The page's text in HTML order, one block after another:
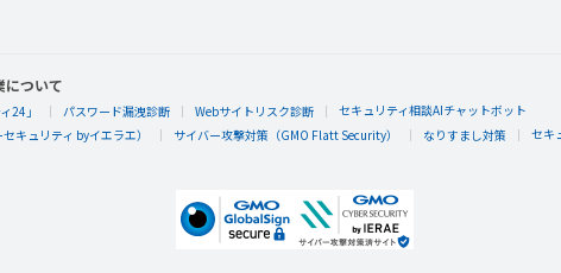
keikopin さんがレベル12「サラブレッド」にレ
軽やかにサラブレッドを乗りこなした！わりとスジがいい
について
24」 パスワード漏洩診断 Webサイトリスク診断
セキュリティ相談AIチャットボット
キュリティ byイエラエ） サイバー攻撃対策（GMO Flatt Security） なりすまし対策 セキ